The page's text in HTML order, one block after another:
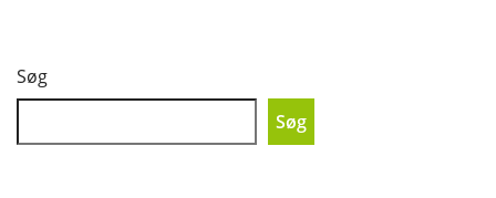
Søg
Søg